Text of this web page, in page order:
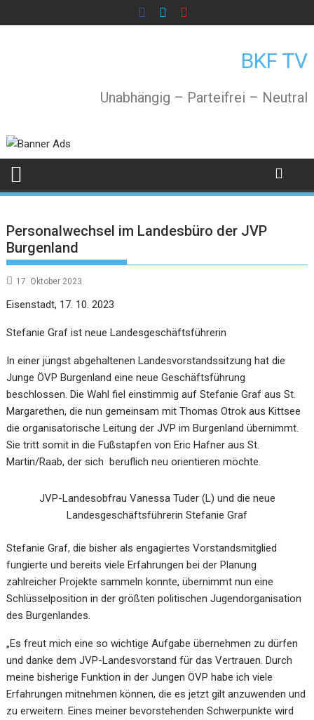
to
BKF TV
Unabhängig – Parteifrei – Neutral
Personalwechsel im Landesbüro der JVP
Burgenland
17. Oktober 2023
Eisenstadt, 17. 10. 2023
Stefanie Graf ist neue Landesgeschäftsführerin
In einer jüngst abgehaltenen Landesvorstandssitzung hat die
Junge ÖVP Burgenland eine neue Geschäftsführung
beschlossen. Die Wahl fiel einstimmig auf Stefanie Graf aus St.
Margarethen, die nun gemeinsam mit Thomas Otrok aus Kittsee
die organisatorische Leitung der JVP im Burgenland übernimmt.
Sie tritt somit in die Fußstapfen von Eric Hafner aus St.
Martin/Raab, der sich beruflich neu orientieren möchte.
JVP-Landesobfrau Vanessa Tuder (L) und die neue
Landesgeschäftsführerin Stefanie Graf
Stefanie Graf, die bisher als engagiertes Vorstandsmitglied
fungierte und bereits viele Erfahrungen bei der Planung
zahlreicher Projekte sammeln konnte, übernimmt nun eine
Schlüsselposition in der größten politischen Jugendorganisation
des Burgenlandes.
„Es freut mich eine so wichtige Aufgabe übernehmen zu dürfen
und danke dem JVP-Landesvorstand für das Vertrauen. Durch
meine bisherige Funktion in der Jungen ÖVP habe ich viele
Erfahrungen mitnehmen können, die es jetzt gilt anzuwenden und
zu erweitern. Eines meiner bevorstehenden Schwerpunkte wird